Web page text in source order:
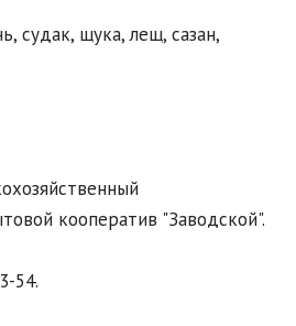
судак, щука, лещ, сазан,
кооператив "Заводской".
54.